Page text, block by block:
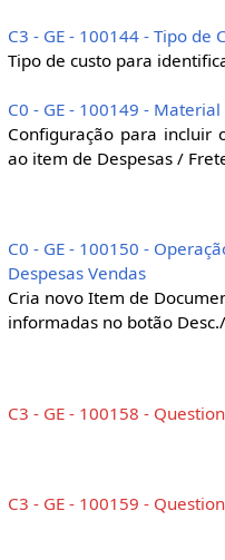
C3 - GE - 100144 - Tipo de
Tipo de custo para
C0 - GE - 100149 -
Configuração para incluir
ao item de Despesas /
C0 - GE - 100150 -
Despesas Vendas
Cria novo Item de
informadas no botão
C3 - GE - 100158 -
C3 - GE - 100159 -